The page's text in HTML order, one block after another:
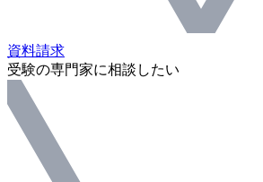
資料請求
受験の専門家に相談したい